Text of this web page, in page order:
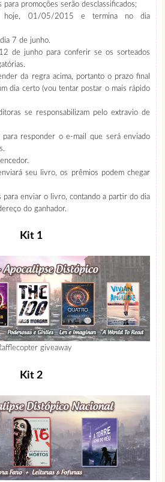
para promoções serão desclassificados;
hoje, 01/05/2015 e termina no dia
7 de junho.
de junho para conferir se os sorteados
da regra acima, portanto o prazo final
dia certo (vou tentar postar o mais rápido
se responsabilizam pelo extravio de
responder o e-mail que será enviado
seu livro, os prêmios podem chegar
para enviar o livro, contando a partir do dia
do ganhador.
Kit 1
giveaway
Kit 2